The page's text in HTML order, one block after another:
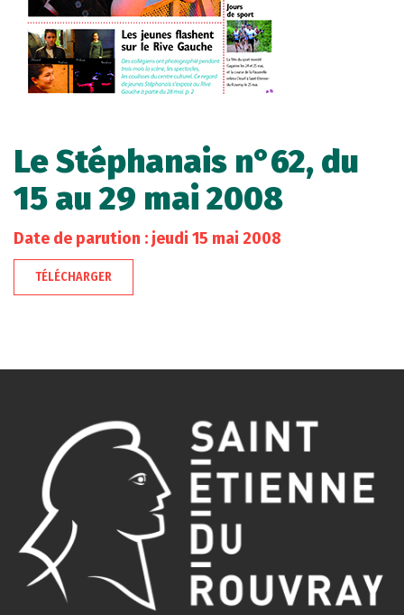
Le Stéphanais n°62, du
15 au 29 mai 2008
Date de parution : jeudi 15 mai 2008
TÉLÉCHARGER